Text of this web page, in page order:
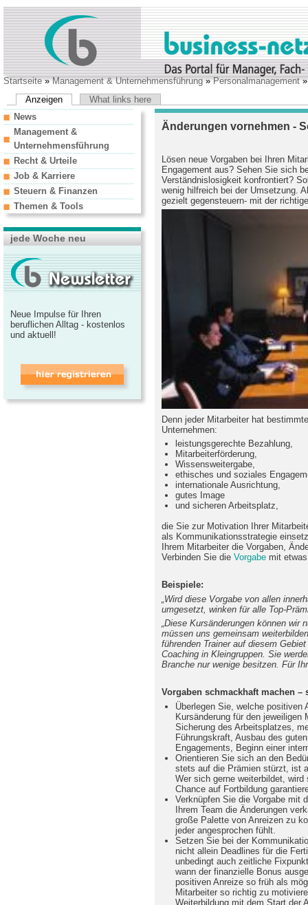
Startseite»Management & Unternehmensführung»Personalmanagement
Anzeigen
What links here
Änderungen vornehmen -
Lösen neue Vorgaben bei Ihren
Engagement aus? Sehen Sie sich
Verständnislosigkeit konfrontiert?
wenig hilfreich bei der Umsetzung.
gezielt gegensteuern- mit der
Denn jeder Mitarbeiter hat
Unternehmen:
leistungsgerechte Bezahlung,
Mitarbeiterförderung,
Wissensweitergabe,
ethisches und soziales
internationale Ausrichtung,
gutes Image
und sicheren Arbeitsplatz,
die Sie zur Motivation Ihrer
als Kommunikationsstrategie
Ihrem Mitarbeiter die Vorgaben,
Verbinden Sie die Vorgabe mit
Beispiele:
„Wird diese Vorgabe von allen
umgesetzt, winken für alle Top-
„Diese Kursänderungen können wir
müssen uns gemeinsam
führenden Trainer auf diesem
Coaching in Kleingruppen. Sie
Branche nur wenige besitzen. Für
Vorgaben schmackhaft machen –
Überlegen Sie, welche positiven
Kursänderung für den jeweiligen
Sicherung des Arbeitsplatzes,
Führungskraft, Ausbau des
Engagements, Beginn einer
Orientieren Sie sich an den
stets auf die Prämien stürzt, ist
Wer sich gerne weiterbildet,
Chance auf Fortbildung
Verknüpfen Sie die Vorgabe mit
Ihrem Team die Änderungen
große Palette von Anreizen zu
jeder angesprochen fühlt.
Setzen Sie bei der
nicht allein Deadlines für die
unbedingt auch zeitliche
wann der finanzielle Bonus
positiven Anreize so früh als
Mitarbeiter so richtig zu
Weiterbildung mit dem Start der
News
Management &
Unternehmensführung
Recht & Urteile
Job & Karriere
Steuern & Finanzen
Themen & Tools
jede Woche neu
Neue Impulse für Ihren
beruflichen Alltag - kostenlos
und aktuell!